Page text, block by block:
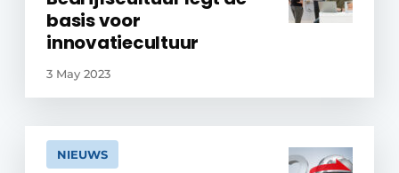
basis voor
innovatiecultuur
3 May 2023
NIEUWS